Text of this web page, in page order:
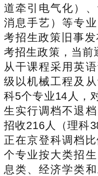
道牵引电气化）
消息手艺）等专
考招生政策旧事
考招生政策，当前
从干课程采用英
级以机械工程及
科5个专业14人，
生实行调档不退
招收216人（理科
正在京登科调档
个专业按大类招
息类、经济学类